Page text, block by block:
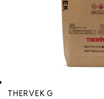
THERVEK G